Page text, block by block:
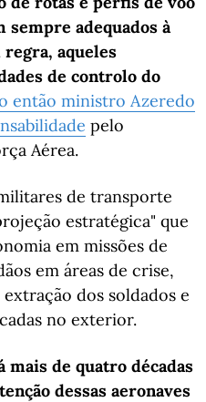
sempre adequados à
regra, aqueles
de controlo do
então ministro Azeredo
pelo
Aérea.
de transporte
estratégica" que
em missões de
em áreas de crise,
dos soldados e
no exterior.
mais de quatro décadas
dessas aeronaves